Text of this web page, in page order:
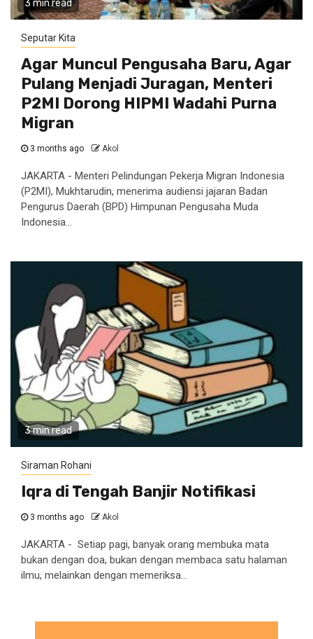
3 min read
Seputar Kita
Agar Muncul Pengusaha Baru, Agar
Pulang Menjadi Juragan, Menteri
P2MI Dorong HIPMI Wadahi Purna
Migran
3 months ago Akol
JAKARTA - Menteri Pelindungan Pekerja Migran Indonesia
(P2MI), Mukhtarudin, menerima audiensi jajaran Badan
Pengurus Daerah (BPD) Himpunan Pengusaha Muda
Indonesia...
3 min read
Siraman Rohani
Iqra di Tengah Banjir Notifikasi
3 months ago Akol
JAKARTA - Setiap pagi, banyak orang membuka mata
bukan dengan doa, bukan dengan membaca satu halaman
ilmu, melainkan dengan memeriksa...